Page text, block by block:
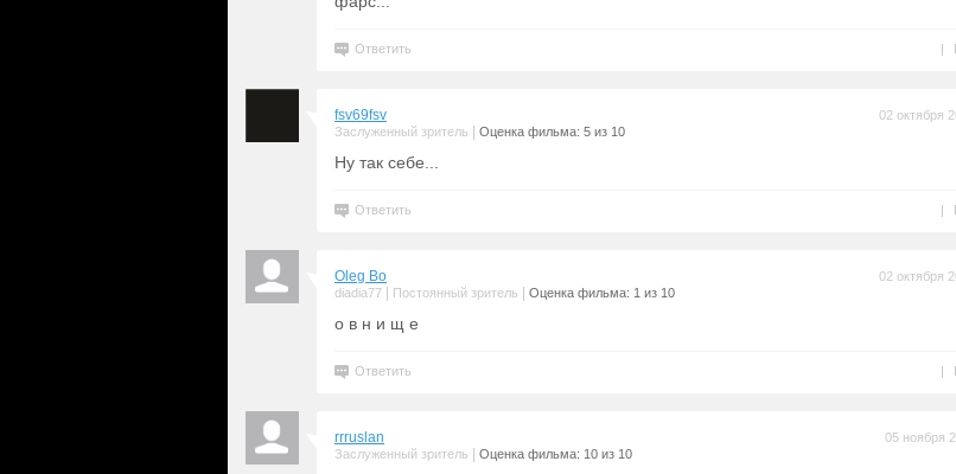
Ответить |
fsv69fsv
Заслуженный зритель Оценка фильма: 5 из 10
02 октября
Ну так себе...
Ответить |
Oleg Bo
diadia77 Постоянный зритель Оценка фильма: 1 из 10
02 октября
о в н и щ е
Ответить |
rrruslan
Заслуженный зритель Оценка фильма: 10 из 10
05 ноября